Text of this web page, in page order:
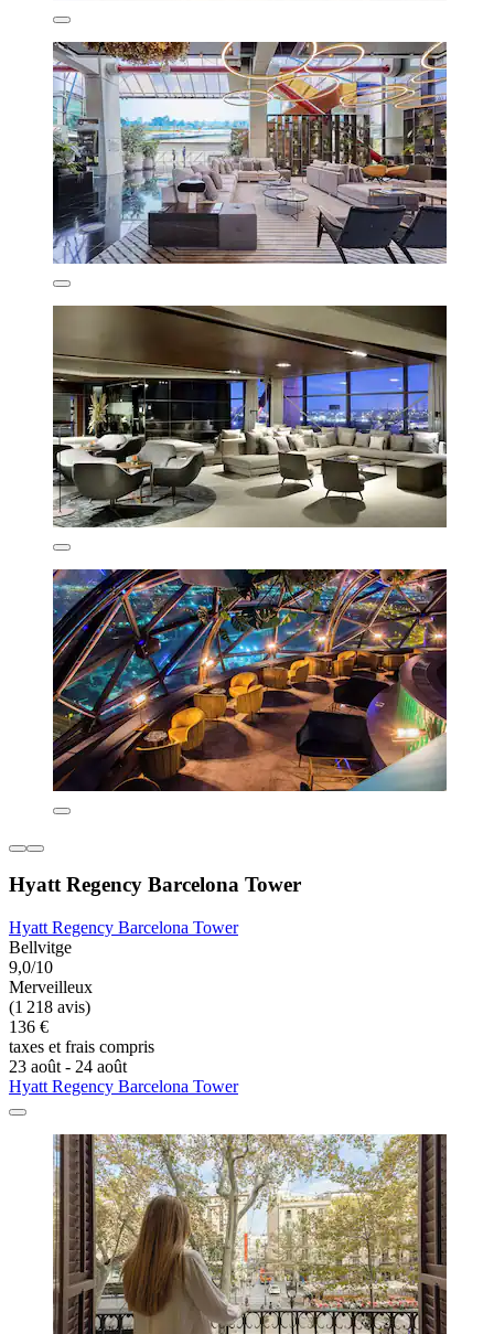
Hyatt Regency Barcelona Tower
Hyatt Regency Barcelona Tower
Bellvitge
9,0/10
Merveilleux
(1 218 avis)
136 €
taxes et frais compris
23 août - 24 août
Hyatt Regency Barcelona Tower